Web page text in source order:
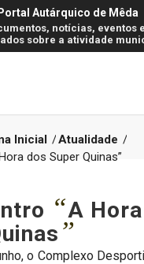
Portal Autárquico de Mêda
notícias, eventos
sobre a atividade
Inicial /Atualidade /
dos Super Quinas”
“A
”
o Complexo